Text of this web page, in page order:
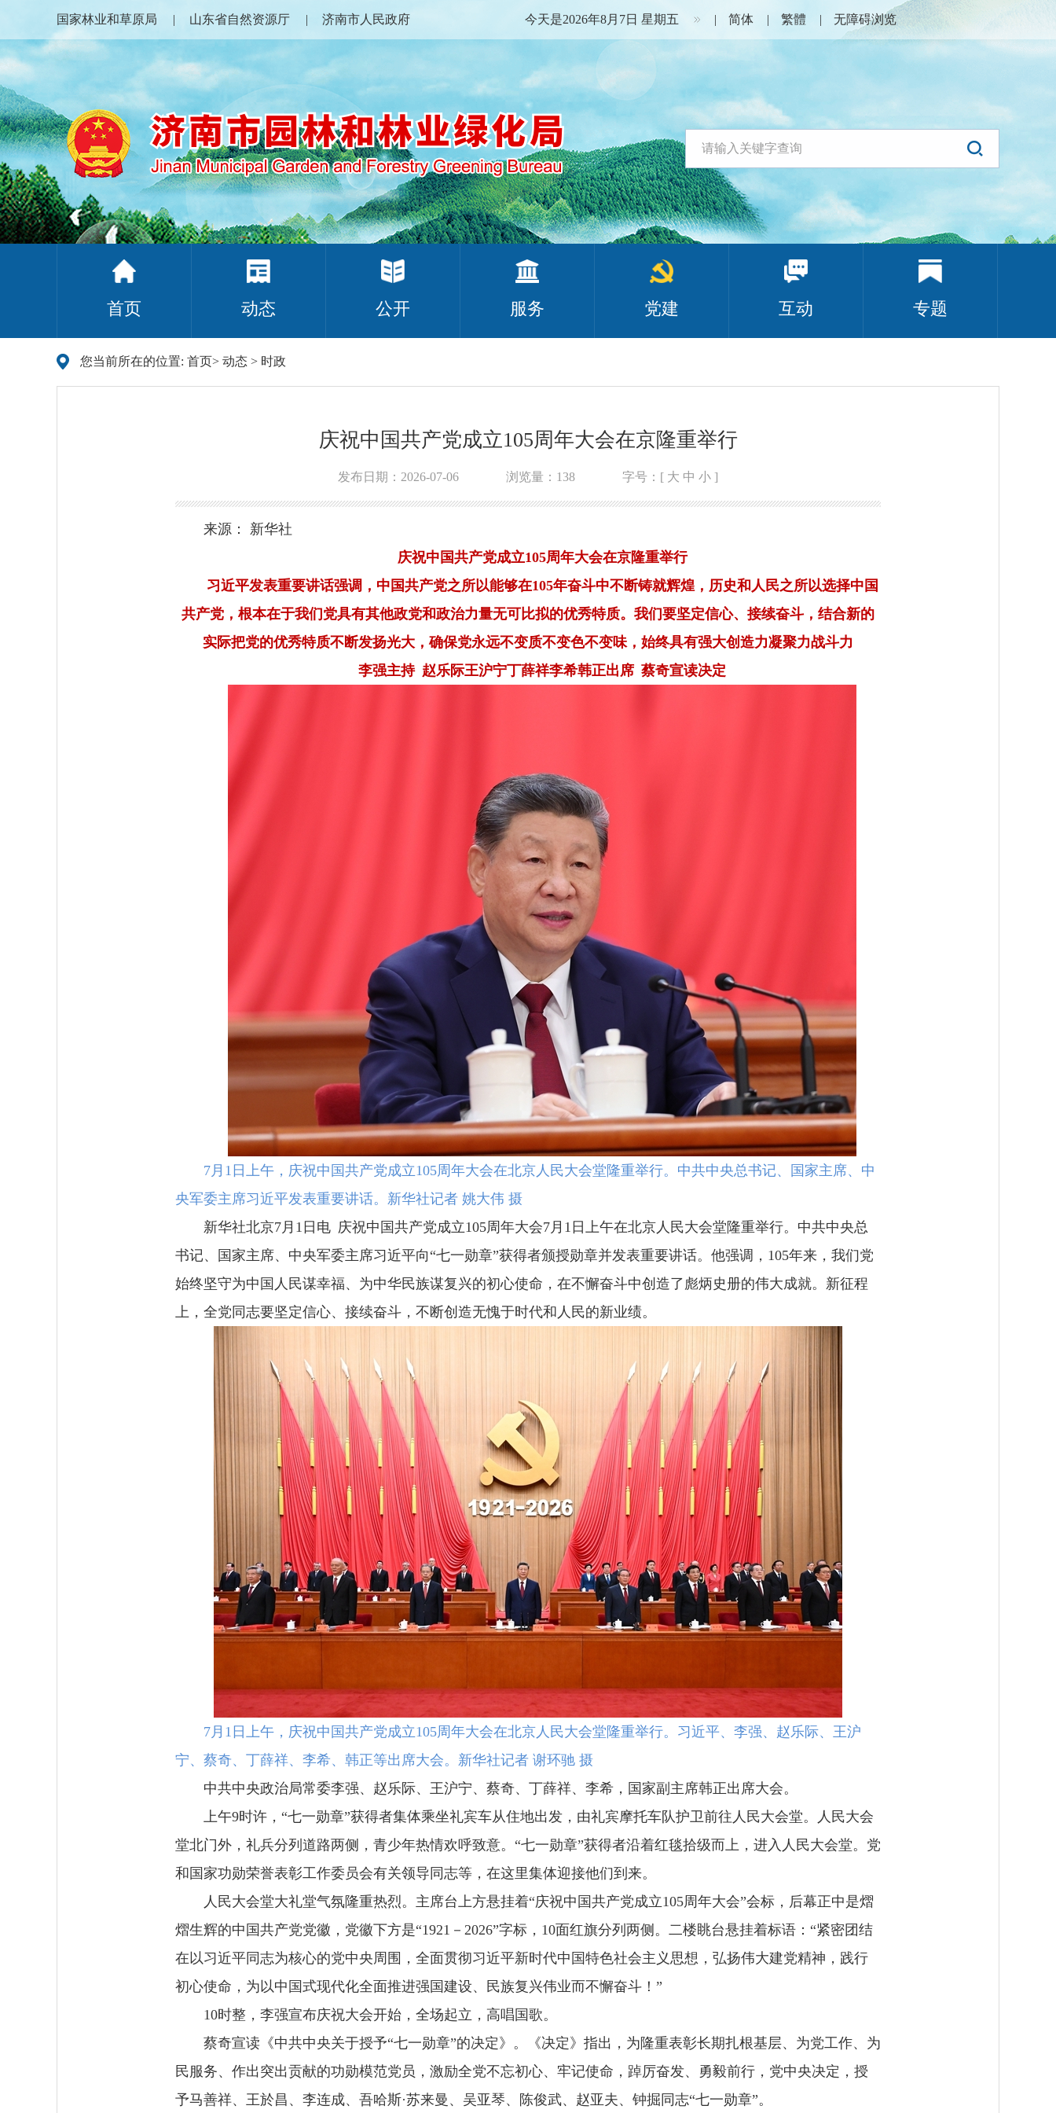
国家林业和草原局 山东省自然资源厅 济南市人民政府 今天是2026年8月7日 星期五 简体 繁體 无障碍浏览
首页 动态 公开 服务 党建 互动 专题
您当前所在的位置: 首页> 动态 > 时政
庆祝中国共产党成立105周年大会在京隆重举行
发布日期：2026-07-06 浏览量： 138 字号：[ 大 中 小 ]
来源： 新华社
庆祝中国共产党成立105周年大会在京隆重举行
习近平发表重要讲话强调，中国共产党之所以能够在105年奋斗中不断铸就辉煌，历史和人民之所以选择中国
共产党，根本在于我们党具有其他政党和政治力量无可比拟的优秀特质。我们要坚定信心、接续奋斗，结合新的
实际把党的优秀特质不断发扬光大，确保党永远不变质不变色不变味，始终具有强大创造力凝聚力战斗力
李强主持 赵乐际王沪宁丁薛祥李希韩正出席 蔡奇宣读决定
7月1日上午，庆祝中国共产党成立105周年大会在北京人民大会堂隆重举行。中共中央总书记、国家主席、中
央军委主席习近平发表重要讲话。新华社记者 姚大伟 摄
新华社北京7月1日电 庆祝中国共产党成立105周年大会7月1日上午在北京人民大会堂隆重举行。中共中央总
书记、国家主席、中央军委主席习近平向“七一勋章”获得者颁授勋章并发表重要讲话。他强调，105年来，我们党
始终坚守为中国人民谋幸福、为中华民族谋复兴的初心使命，在不懈奋斗中创造了彪炳史册的伟大成就。新征程
上，全党同志要坚定信心、接续奋斗，不断创造无愧于时代和人民的新业绩。
7月1日上午，庆祝中国共产党成立105周年大会在北京人民大会堂隆重举行。习近平、李强、赵乐际、王沪
宁、蔡奇、丁薛祥、李希、韩正等出席大会。新华社记者 谢环驰 摄
中共中央政治局常委李强、赵乐际、王沪宁、蔡奇、丁薛祥、李希，国家副主席韩正出席大会。
上午9时许，“七一勋章”获得者集体乘坐礼宾车从住地出发，由礼宾摩托车队护卫前往人民大会堂。人民大会
堂北门外，礼兵分列道路两侧，青少年热情欢呼致意。“七一勋章”获得者沿着红毯拾级而上，进入人民大会堂。党
和国家功勋荣誉表彰工作委员会有关领导同志等，在这里集体迎接他们到来。
人民大会堂大礼堂气氛隆重热烈。主席台上方悬挂着“庆祝中国共产党成立105周年大会”会标，后幕正中是熠
熠生辉的中国共产党党徽，党徽下方是“1921－2026”字标，10面红旗分列两侧。二楼眺台悬挂着标语：“紧密团结
在以习近平同志为核心的党中央周围，全面贯彻习近平新时代中国特色社会主义思想，弘扬伟大建党精神，践行
初心使命，为以中国式现代化全面推进强国建设、民族复兴伟业而不懈奋斗！”
10时整，李强宣布庆祝大会开始，全场起立，高唱国歌。
蔡奇宣读《中共中央关于授予“七一勋章”的决定》。《决定》指出，为隆重表彰长期扎根基层、为党工作、为
民服务、作出突出贡献的功勋模范党员，激励全党不忘初心、牢记使命，踔厉奋发、勇毅前行，党中央决定，授
予马善祥、王於昌、李连成、吾哈斯·苏来曼、吴亚琴、陈俊武、赵亚夫、钟掘同志“七一勋章”。